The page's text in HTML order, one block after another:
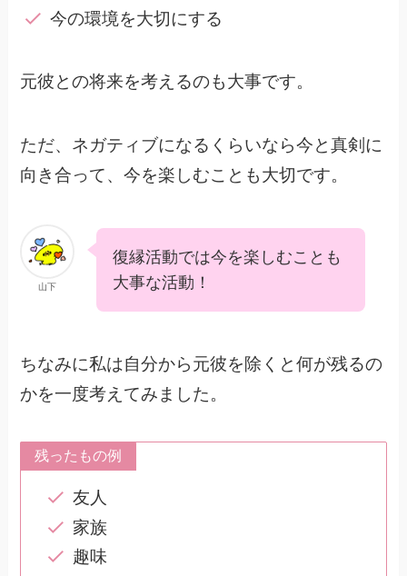
今の環境を大切にする
元彼との将来を考えるのも大事です。
ただ、ネガティブになるくらいなら今と真剣に
向き合って、今を楽しむことも大切です。
山下
復縁活動では今を楽しむことも
大事な活動！
ちなみに私は自分から元彼を除くと何が残るの
かを一度考えてみました。
残ったもの例
友人
家族
趣味